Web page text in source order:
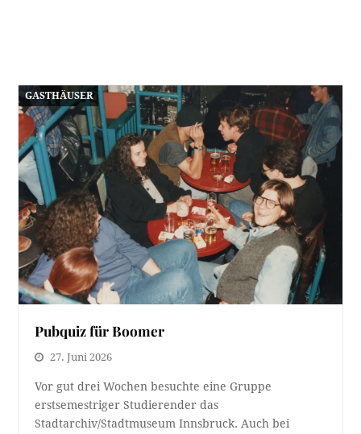
GASTHÄUSER
Pubquiz für Boomer
27. Juni 2026
Vor gut drei Wochen besuchte eine Gruppe
erstsemestriger Studierender das
Stadtarchiv/Stadtmuseum Innsbruck. Auch bei